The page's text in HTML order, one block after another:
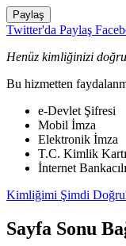
Paylaş
Twitter'da Paylaş
Henüz kimliğinizi
Bu hizmetten
e-Devlet Şifresi
Mobil İmza
Elektronik İmza
T.C. Kimlik Kartı
İnternet
Kimliğimi Şimdi
Sayfa Sonu